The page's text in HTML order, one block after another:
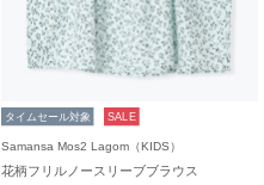
タイムセール対象 SALE
Samansa Mos2 Lagom（KIDS）
花柄フリルノースリーブブラウス